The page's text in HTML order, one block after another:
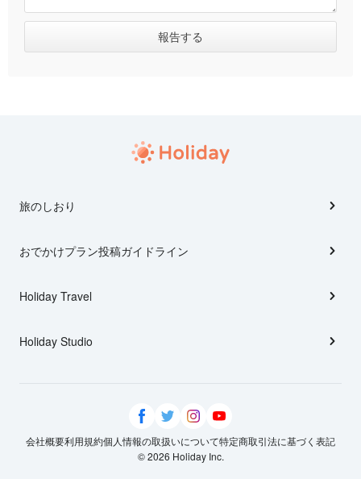
旅のしおり
おでかけプラン投稿ガイドライン
Holiday Travel
Holiday Studio
会社概要利用規約個人情報の取扱いについて特定商取引法に基づく表記
© 2026 Holiday Inc.